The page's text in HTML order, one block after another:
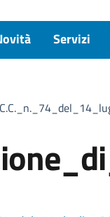
Servizi